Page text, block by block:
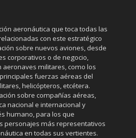
aeronáutica que toca todas las
con este estratégico
sobre nuevos aviones, desde
corporativos o de negocio,
militares, como los
fuerzas aéreas del
helicópteros, etcétera.
sobre compañías aéreas,
nacional e internacional y
humano, para los que
personajes más representativos
en todas sus vertientes.